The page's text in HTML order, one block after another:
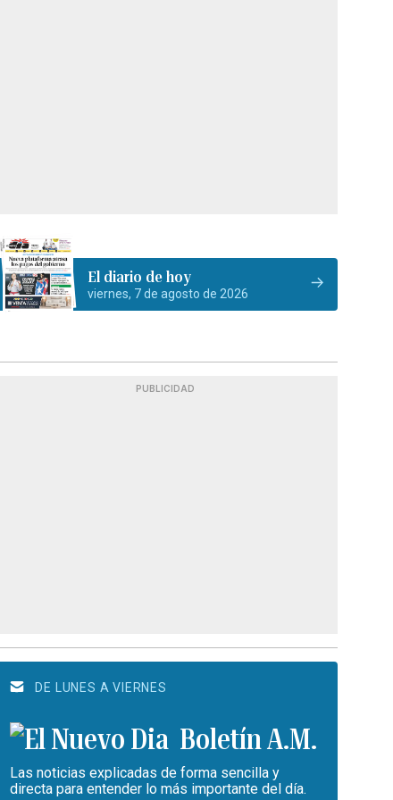
El diario de hoy
viernes, 7 de agosto de 2026
PUBLICIDAD
DE LUNES A VIERNES
Boletín A.M.
Las noticias explicadas de forma sencilla y
directa para entender lo más importante del día.